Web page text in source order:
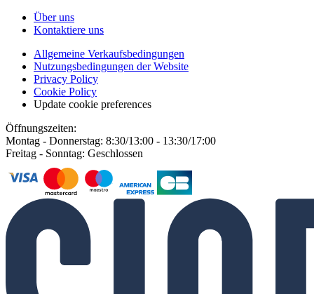
Über uns
Kontaktiere uns
Allgemeine Verkaufsbedingungen
Nutzungsbedingungen der Website
Privacy Policy
Cookie Policy
Update cookie preferences
Öffnungszeiten:
Montag - Donnerstag: 8:30/13:00 - 13:30/17:00
Freitag - Sonntag: Geschlossen